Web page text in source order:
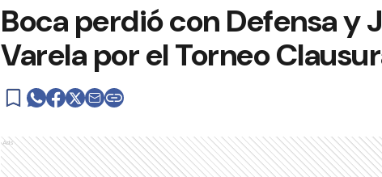
Boca perdió con Defensa y
Varela por el Torneo
Ads